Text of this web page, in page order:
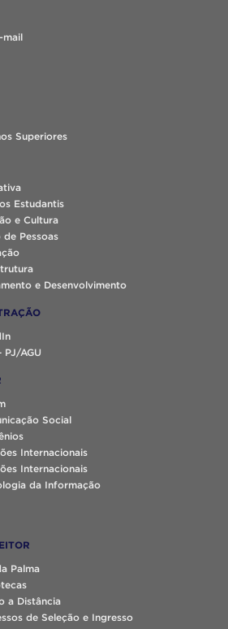
mail
Superiores
Estudantis
e Cultura
Pessoas
e Desenvolvimento
AGU
Social
Internacionais
Internacionais
da Informação
Palma
a Distância
de Seleção e Ingresso